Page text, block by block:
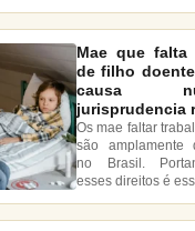
Mae que falta
de filho
causa
jurisprudencia
Os mae faltar
são amplamente
no Brasil.
esses direitos é